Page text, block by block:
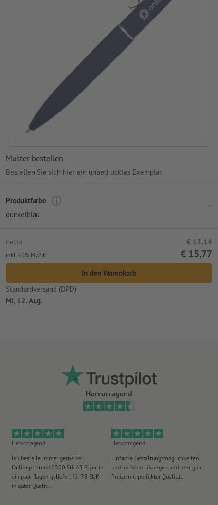
Muster bestellen
Bestellen Sie sich hier ein unbedrucktes Exemplar.
Produktfarbe
dunkelblau
netto € 13,14
inkl. 20% MwSt. € 15,77
In den Warenkorb
Standardversand (DPD)
Mi, 12. Aug.
Hervorragend
Hervorragend
Ich bestelle immer gerne bei
Onlineprinters! 2500 Stk A5 Flyer, in
ein paar Tagen geliefert für 73 EUR -
in guter Qualit...
Hervorragend
Einfache Gestaltungsmöglichkeiten
und perfekte Lösungen und sehr gute
Preise mit perfekter Qualität.